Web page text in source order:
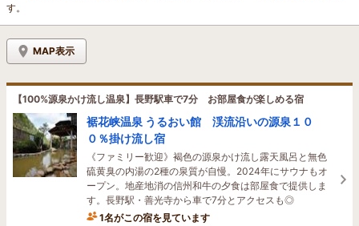
す。
MAP表示
【100%源泉かけ流し温泉】長野駅車で7分 お部屋食が楽しめる宿
裾花峡温泉 うるおい館 渓流沿いの源泉１０
０％掛け流し宿
《ファミリー歓迎》褐色の源泉かけ流し露天風呂と無色
硫黄臭の内湯の2種の泉質が自慢。2024年にサウナもオ
ープン。地産地消の信州和牛の夕食は部屋食で提供しま
す。長野駅・善光寺から車で7分とアクセスも◎
1名がこの宿を見ています